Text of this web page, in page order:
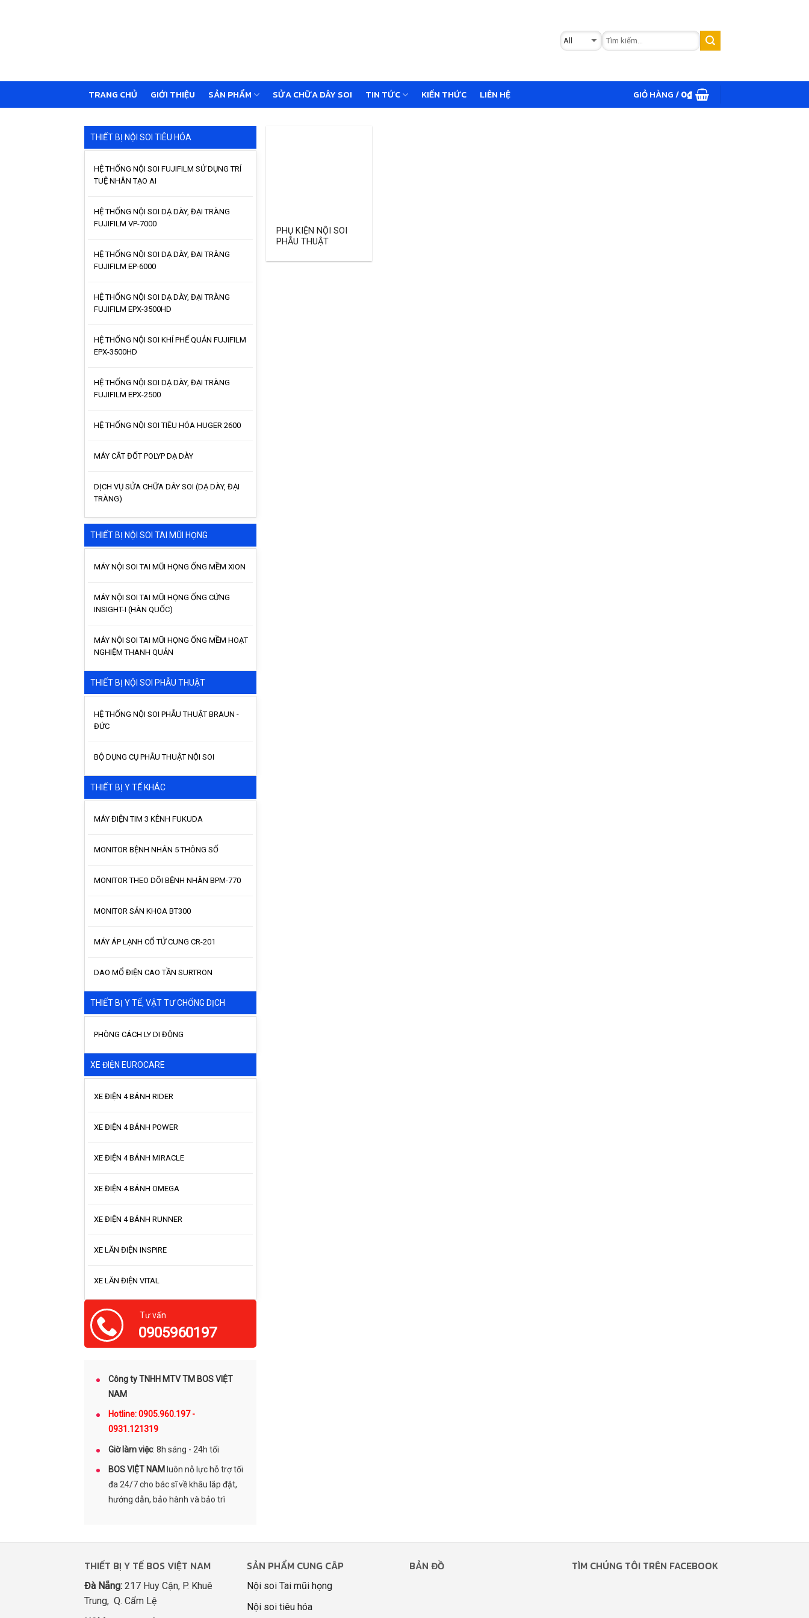
TRANG CHỦ GIỚI THIỆU SẢN PHẨM SỬA CHỮA DÂY SOI TIN TỨC KIẾN THỨC LIÊN HỆ GIỎ HÀNG /0₫
THIẾT BỊ NỘI SOI TIÊU HÓA
HỆ THỐNG NỘI SOI FUJIFILM SỬ DỤNG TRÍ
TUỆ NHÂN TẠO AI
HỆ THỐNG NỘI SOI DẠ DÀY, ĐẠI TRÀNG
FUJIFILM VP-7000
HỆ THỐNG NỘI SOI DẠ DÀY, ĐẠI TRÀNG
FUJIFILM EP-6000
HỆ THỐNG NỘI SOI DẠ DÀY, ĐẠI TRÀNG
FUJIFILM EPX-3500HD
HỆ THỐNG NỘI SOI KHÍ PHẾ QUẢN FUJIFILM
EPX-3500HD
HỆ THỐNG NỘI SOI DẠ DÀY, ĐẠI TRÀNG
FUJIFILM EPX-2500
HỆ THỐNG NỘI SOI TIÊU HÓA HUGER 2600
MÁY CẮT ĐỐT POLYP DẠ DÀY
DỊCH VỤ SỬA CHỮA DÂY SOI (DẠ DÀY, ĐẠI
TRÀNG)
THIẾT BỊ NỘI SOI TAI MŨI HỌNG
MÁY NỘI SOI TAI MŨI HỌNG ỐNG MỀM XION
MÁY NỘI SOI TAI MŨI HỌNG ỐNG CỨNG
INSIGHT-I (HÀN QUỐC)
MÁY NỘI SOI TAI MŨI HỌNG ỐNG MỀM HOẠT
NGHIỆM THANH QUẢN
THIẾT BỊ NỘI SOI PHẪU THUẬT
HỆ THỐNG NỘI SOI PHẪU THUẬT BRAUN -
ĐỨC
BỘ DỤNG CỤ PHẪU THUẬT NỘI SOI
THIẾT BỊ Y TẾ KHÁC
MÁY ĐIỆN TIM 3 KÊNH FUKUDA
MONITOR BỆNH NHÂN 5 THÔNG SỐ
MONITOR THEO DÕI BỆNH NHÂN BPM-770
MONITOR SẢN KHOA BT300
MÁY ÁP LẠNH CỔ TỬ CUNG CR-201
DAO MỔ ĐIỆN CAO TẦN SURTRON
THIẾT BỊ Y TẾ, VẬT TƯ CHỐNG DỊCH
PHÒNG CÁCH LY DI ĐỘNG
XE ĐIỆN EUROCARE
XE ĐIỆN 4 BÁNH RIDER
XE ĐIỆN 4 BÁNH POWER
XE ĐIỆN 4 BÁNH MIRACLE
XE ĐIỆN 4 BÁNH OMEGA
XE ĐIỆN 4 BÁNH RUNNER
XE LĂN ĐIỆN INSPIRE
XE LĂN ĐIỆN VITAL
Tư vấn
0905960197
Công ty TNHH MTV TM BOS VIỆT
NAM
Hotline: 0905.960.197 -
0931.121319
Giờ làm việc: 8h sáng - 24h tối
BOS VIỆT NAM luôn nỗ lực hỗ trợ tối
đa 24/7 cho bác sĩ về khâu lắp đặt,
hướng dẫn, bảo hành và bảo trì
PHỤ KIỆN NỘI SOI
PHẪU THUẬT
THIẾT BỊ Y TẾ BOS VIỆT NAM
Đà Nẵng: 217 Huy Cận, P. Khuê
Trung, Q. Cẩm Lệ
SẢN PHẨM CUNG CÂP
Nội soi Tai mũi họng
Nội soi tiêu hóa
BẢN ĐỒ TÌM CHÚNG TÔI TRÊN FACEBOOK